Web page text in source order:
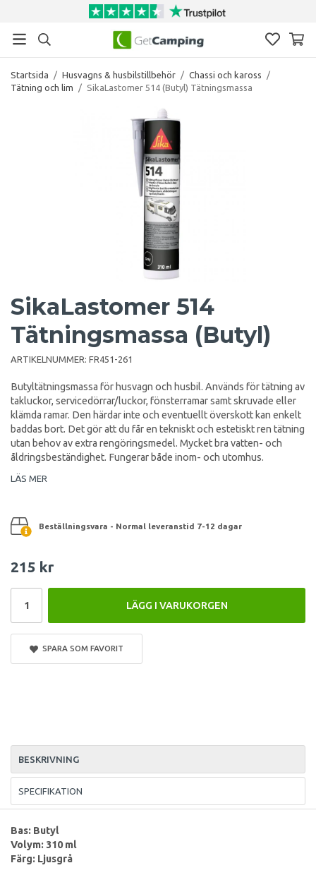
Startsida / Husvagns & husbilstillbehör / Chassi och kaross
/
Tätning och lim
/ SikaLastomer 514 (Butyl) Tätningsmassa
SikaLastomer 514
Tätningsmassa (Butyl)
ARTIKELNUMMER: FR451-261
Butyltätningsmassa för husvagn och husbil. Används för tätning av
takluckor, servicedörrar/luckor, fönsterramar samt skruvade eller
klämda ramar. Den härdar inte och eventuellt överskott kan enkelt
baddas bort. Det gör att du får en tekniskt och estetiskt ren tätning
utan behov av extra rengöringsmedel. Mycket bra vatten- och
åldringsbeständighet. Fungerar både inom- och utomhus.
LÄS MER
Beställningsvara - Normal leveranstid 7-12 dagar
215 kr
LÄGG I VARUKORGEN
SPARA SOM FAVORIT
BESKRIVNING
SPECIFIKATION
Bas: Butyl
Volym: 310 ml
Färg: Ljusgrå